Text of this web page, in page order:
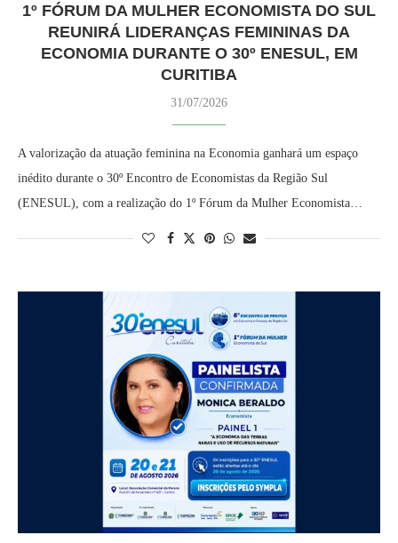
1º FÓRUM DA MULHER ECONOMISTA DO SUL
REUNIRÁ LIDERANÇAS FEMININAS DA
ECONOMIA DURANTE O 30º ENESUL, EM
CURITIBA
31/07/2026
A valorização da atuação feminina na Economia ganhará um espaço
inédito durante o 30º Encontro de Economistas da Região Sul
(ENESUL), com a realização do 1º Fórum da Mulher Economista…